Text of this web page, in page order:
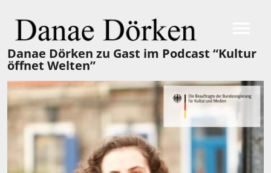
Danae Dörken zu Gast im Podcast “Kultur
öffnet Welten”